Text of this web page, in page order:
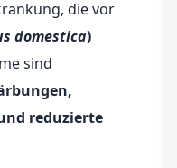
die vor
domestica)
sind
reduzierte